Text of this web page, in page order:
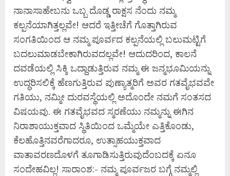
ನಾನಾಸಾಹೇಬನು ಒಬ್ಬ ದೊಡ್ಡ ರಾಕ್ಷಸ ನೆಂದು ನಮ್ಮ
ಕಲ್ಪನೆಯಾಗಿತ್ತಲ್ಲವೇ! ಆದರೆ ಇತ್ತೀಚೆಗೆ ಗೊತ್ತಾಗಿರುವ
ಸಂಗತಿಯಿಂದ ಆ ನಮ್ಮ ಪೂರ್ವದ ಕಲ್ಪನೆಯಲ್ಲಿ ಬಲುಮಟ್ಟಿಗೆ
ಬದಲುಮಾಡಬೇಕಾಗಿರುವದಲ್ಲವೇ! ಆದುದರಿಂದ, ಕಾಲನೆ
ದವಡೆಯಲ್ಲಿ ಸಿಕ್ಕಿ ಒದ್ದಾಡುತ್ತಿರುವ ನಮ್ಮ ಈ ಜನ್ಮಭೂಮಿಯನ್ನು
ಉದ್ಧರಿಸಲಿಕ್ಕೆ ಹೆಣಗುತ್ತಿರುವ ಪುಣ್ಯಾತ್ಮರಿಗೆ ಅವರ ಗತವೈಭವವೇ
ಗತಿಯು, ನಮ್ಮೀ ದುರವಸ್ಥೆಯಲ್ಲಿ ಅದೊಂದೇ ನಮಗೆ ಸಂತಸದ
ವಿಷಯವು. ಈ ಗತವೈಭವದ ಸ್ಮರಣೆಯು ನಮ್ಮನ್ನು ಈಗಿನ
ನಿರಾಶಾಯುಕ್ತವಾದ ಸ್ಥಿತಿಯಿಂದ ಒಮ್ಮೆಯೇ ಎತ್ತಿಕೊಂಡು,
ಕೆಲಹೊತ್ತಿನವರೆಗಾದರೂ, ಉತ್ಸಾಹಯುಕ್ತವಾದ
ವಾತಾವರಣದೊಳಗೆ ತೂಗಾಡಿಸುತ್ತಿರುವುದೆಂಬದಕ್ಕೆ ಏನೂ
ಸಂದೇಹವಿಲ್ಲ! ಸಾರಾಂಶ:- ನಮ್ಮ ಪೂರ್ವಜರ ಬಗ್ಗೆ ನಮ್ಮಲ್ಲಿ